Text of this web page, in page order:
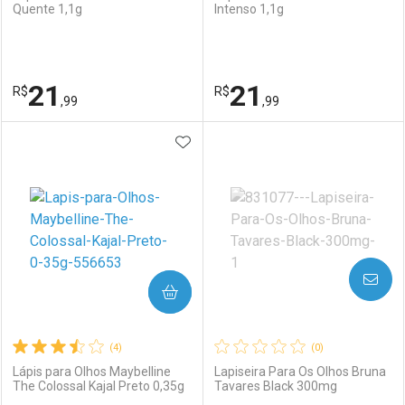
Quente 1,1g
R$21 ,99
Laboratório
Por Menos
Intenso 1,1g
R$21 ,99
Laboratório
Por Menos
(4)
Lápis para Olhos Maybelline
The Colossal Kajal Preto 0,35g
ADICIONAR AOS FAVORITOS
COMPRAR
(0)
Lapiseira Para Os Olhos Bruna
Tavares Black 300mg
AVISE-ME